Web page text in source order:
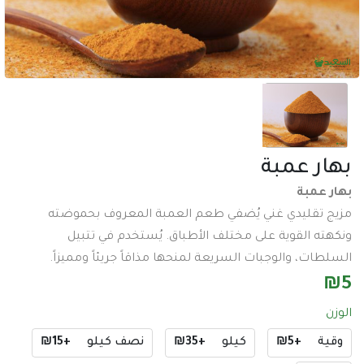
عدد وادوات
اكسسورات تصوير
طاقة شمسية
اكسسورات
ساعات
سماعات
عمبة
غني يُضفي طعم العمبة المعروف بحموضته
القوية على مختلف الأطباق. يُستخدم في تتبيل
والوجبات السريعة لمنحها مذاقاً جريئاً ومميزاً.
+₪5 كيلو +₪35 نصف كيلو +₪15